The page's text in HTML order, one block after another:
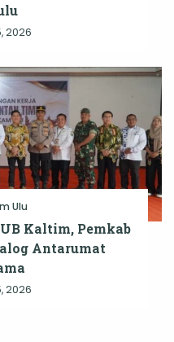
2026
Ulu
Kaltim, Pemkab
Antarumat
2026